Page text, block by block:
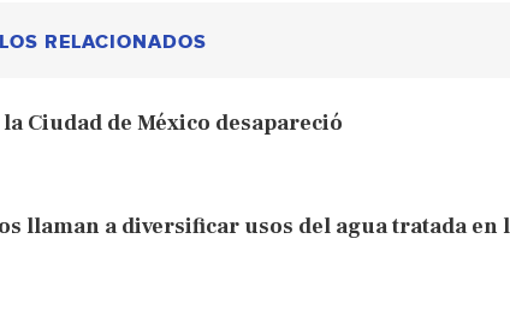
RELACIONADOS
Ciudad de México desapareció
llaman a diversificar usos del agua tratada en